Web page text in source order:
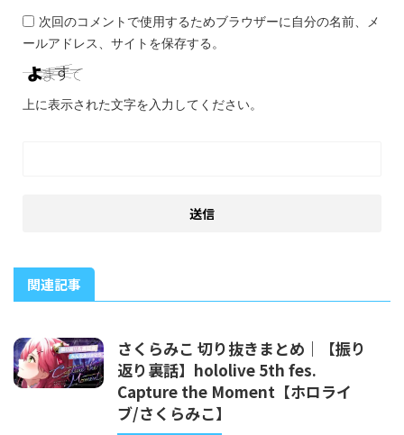
次回のコメントで使用するためブラウザーに自分の名前、メ
ールアドレス、サイトを保存する。
上に表示された文字を入力してください。
関連記事
さくらみこ 切り抜きまとめ｜【振り
返り裏話】hololive 5th fes.
Capture the Moment【ホロライ
ブ/さくらみこ】